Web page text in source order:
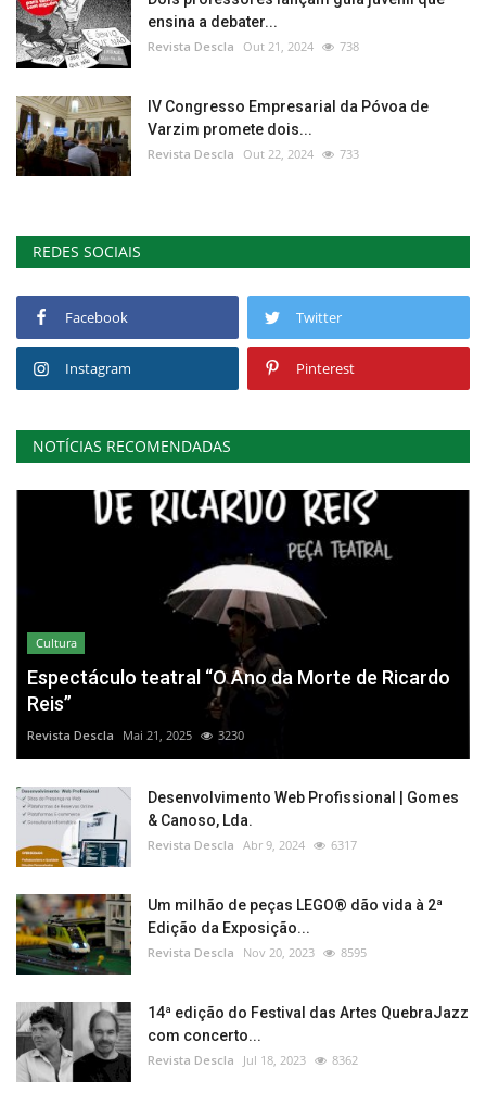
ensina a debater...
Revista Descla Out 21, 2024 738
IV Congresso Empresarial da Póvoa de
Varzim promete dois...
Revista Descla Out 22, 2024 733
REDES SOCIAIS
Facebook Twitter
Instagram Pinterest
NOTÍCIAS RECOMENDADAS
Cultura
Espectáculo teatral “O Ano da Morte de Ricardo
Reis”
Revista Descla Mai 21, 2025 3230
Desenvolvimento Web Profissional | Gomes
& Canoso, Lda.
Revista Descla Abr 9, 2024 6317
Um milhão de peças LEGO® dão vida à 2ª
Edição da Exposição...
Revista Descla Nov 20, 2023 8595
14ª edição do Festival das Artes QuebraJazz
com concerto...
Revista Descla Jul 18, 2023 8362